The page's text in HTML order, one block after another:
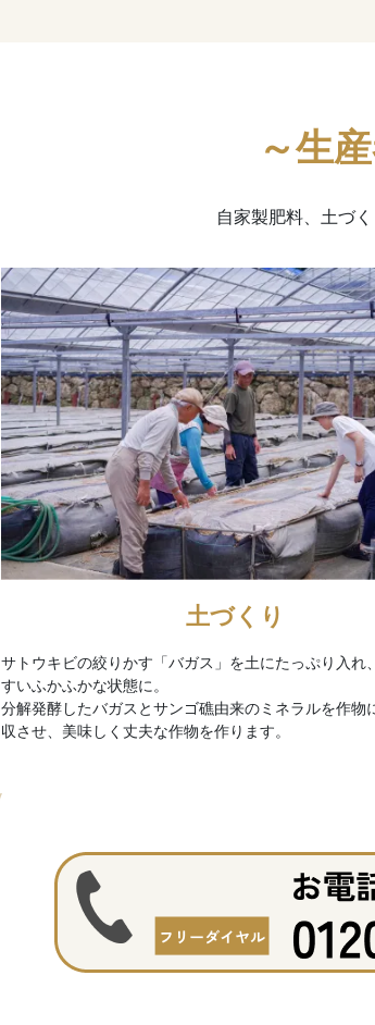
～生
自家製肥料、土づ
土づくり
サトウキビの絞りかす「バガス」を土にたっぷり入れ
すいふかふかな状態に。
分解発酵したバガスとサンゴ礁由来のミネラルを作物
収させ、美味しく丈夫な作物を作ります。